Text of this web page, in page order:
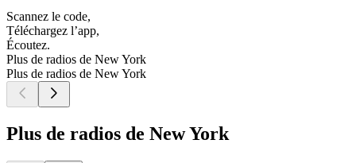
Scannez le code,
Téléchargez l’app,
Écoutez.
Plus de radios de New York
Plus de radios de New York
Plus de radios de New York